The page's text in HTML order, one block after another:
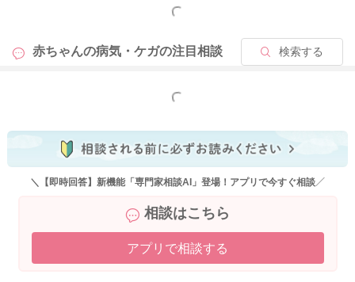
もっと見る
赤ちゃんの病気・ケガの注目相談 検索する
もっと見る
＼【即時回答】新機能「専門家相談AI」登場！アプリで今すぐ相談／
相談はこちら
アプリで相談する